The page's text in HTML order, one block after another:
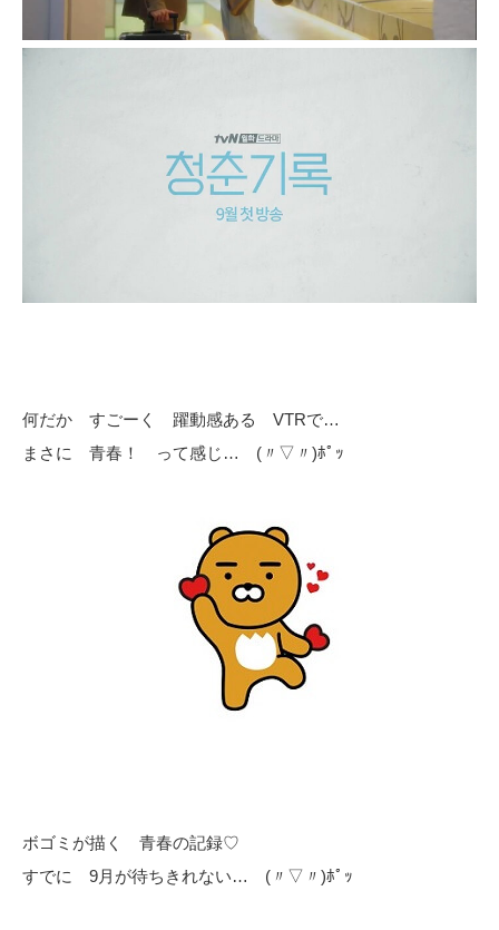
何だか すごーく 躍動感ある VTRで…
まさに 青春！ って感じ… (〃▽〃)ﾎﾟｯ
ボゴミが描く 青春の記録♡
すでに 9月が待ちきれない… (〃▽〃)ﾎﾟｯ